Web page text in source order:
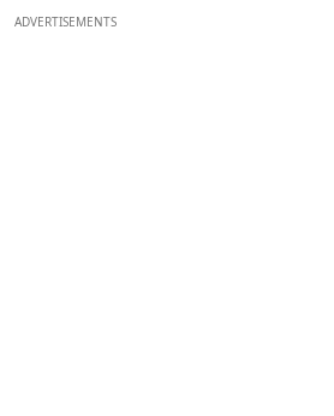
ADVERTISEMENTS